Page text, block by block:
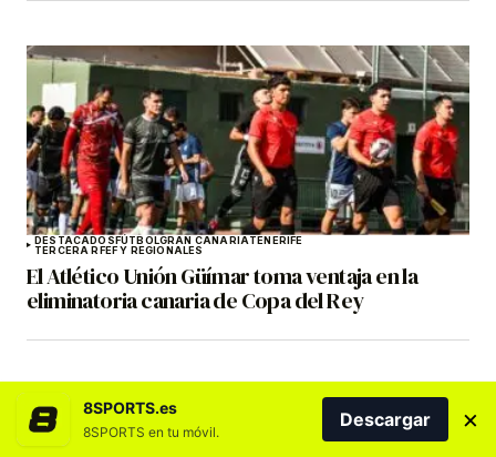
DESTACADOSFÚTBOLGRAN CANARIATENERIFE
TERCERA RFEF Y REGIONALES
El Atlético Unión Güímar toma ventaja en la
eliminatoria canaria de Copa del Rey
8SPORTS.es
8SPORTS en tu móvil.
Descargar ×